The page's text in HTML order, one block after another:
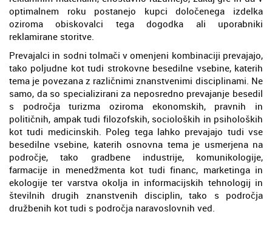
optimalnem roku postanejo kupci določenega izdelka
oziroma obiskovalci tega dogodka ali uporabniki
reklamirane storitve.
Prevajalci in sodni tolmači v omenjeni kombinaciji prevajajo,
tako poljudne kot tudi strokovne besedilne vsebine, katerih
tema je povezana z različnimi znanstvenimi disciplinami. Ne
samo, da so specializirani za neposredno prevajanje besedil
s področja turizma oziroma ekonomskih, pravnih in
političnih, ampak tudi filozofskih, socioloških in psiholoških
kot tudi medicinskih. Poleg tega lahko prevajajo tudi vse
besedilne vsebine, katerih osnovna tema je usmerjena na
področje, tako gradbene industrije, komunikologije,
farmacije in menedžmenta kot tudi financ, marketinga in
ekologije ter varstva okolja in informacijskih tehnologij in
številnih drugih znanstvenih disciplin, tako s področja
družbenih kot tudi s področja naravoslovnih ved.